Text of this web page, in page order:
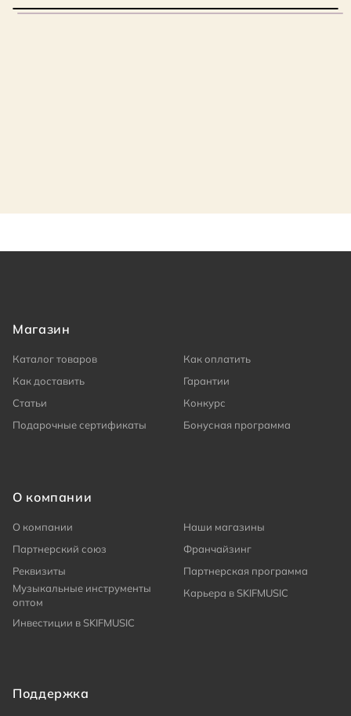
Магазин
Каталог товаров
Как оплатить
Как доставить
Гарантии
Статьи
Конкурс
Подарочные сертификаты
Бонусная программа
О компании
О компании
Наши магазины
Партнерский союз
Франчайзинг
Реквизиты
Партнерская программа
Музыкальные инструменты
оптом
Карьера в SKIFMUSIC
Инвестиции в SKIFMUSIC
Поддержка